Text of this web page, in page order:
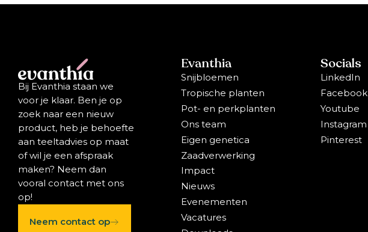
Bij Evanthia staan we
voor je klaar. Ben je op
zoek naar een nieuw
product, heb je behoefte
aan teeltadvies op maat
of wil je een afspraak
maken? Neem dan
vooral contact met ons
op!
Neem contact op
Evanthia
Snijbloemen
Tropische planten
Pot- en perkplanten
Ons team
Eigen genetica
Zaadverwerking
Impact
Nieuws
Evenementen
Vacatures
Socials
LinkedIn
Facebook
Youtube
Instagram
Pinterest